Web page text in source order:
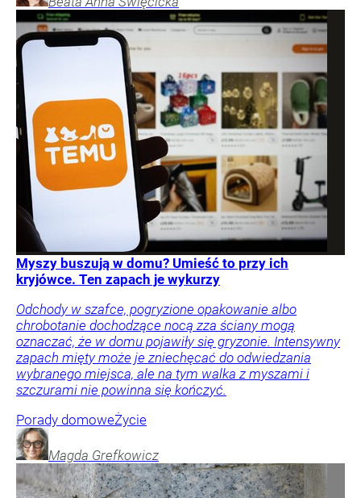
Myszy buszują w domu? Umieść to przy ich
kryjówce. Ten zapach je wykurzy
Odchody w szafce, pogryzione opakowanie albo
chrobotanie dochodzące nocą zza ściany mogą
oznaczać, że w domu pojawiły się gryzonie. Intensywny
zapach mięty może je zniechęcać do odwiedzania
wybranego miejsca, ale na tym walka z myszami i
szczurami nie powinna się kończyć.
Porady domoweŻycie
Magda Grefkowicz